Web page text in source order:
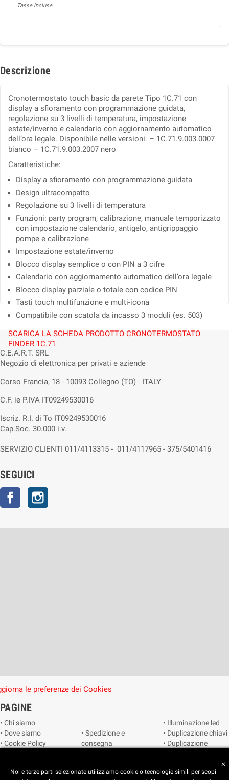
Tasse incluse
Descrizione
Cronotermostato touch basic da parete Tipo 1C.71 con
display a sfioramento con programmazione guidata,
regolazione su 3 livelli di temperatura, impostazione
estate/inverno e calendario con aggiornamento automatico
dell’ora legale. Disponibile nelle versioni: – 1C.71.9.003.0007
bianco – 1C.71.9.003.2007 nero
Caratteristiche:
Display a sfioramento con programmazione guidata
Design ultracompatto
Regolazione su 3 livelli di temperatura
Funzioni: party program, calibrazione, manuale temporizzato
con impostazione calendario, antigelo, antigrippaggio
pompe e calibrazione
Impostazione estate/inverno
Blocco display semplice o con PIN a 3 cifre
Calendario con aggiornamento automatico dell’ora legale
Blocco display parziale o totale con codice PIN
Tasti touch multifunzione e multi-icona
Compatibile con scatola da incasso 3 moduli (es. 503)
SCARICA LA SCHEDA PRODOTTO CRONOTERMOSTATO
FINDER 1C.71
C.E.A.R.T. SRL
Negozio di elettronica per privati e aziende
Corso Francia, 18 - 10093 Collegno (TO) - ITALY
C.F. ie P.IVA IT09249530016
Iscriz. R.I. di To IT09249530016
Cap.Soc. 30.000 i.v.
SERVIZIO CLIENTI 011/4113315 - 011/4117965 - 375/5401416
SEGUICI
Facebook
le preferenze dei Cookies
PAGINE
• Chi siamo
• Dove siamo
• Cookie Policy
preferenze dei
• Spedizione e
consegna
• Catalogo
• Illuminazione led
• Duplicazione chiavi
• Duplicazione
• Smart home
close
Noi e terze parti selezionate utilizziamo cookie o tecnologie simili per scopi